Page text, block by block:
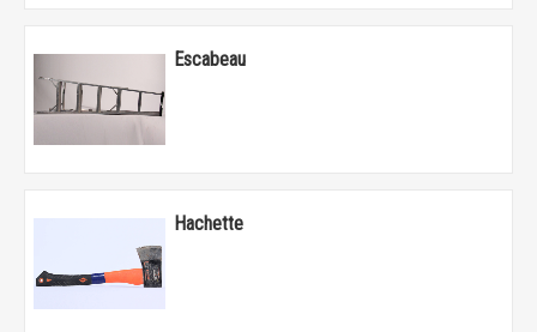
Escabeau
Hachette